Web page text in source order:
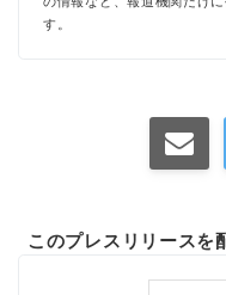
す。
このプレスリリースを